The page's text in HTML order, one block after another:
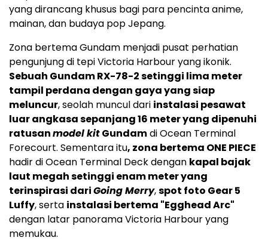
yang dirancang khusus bagi para pencinta anime,
mainan, dan budaya pop Jepang.
Zona bertema Gundam menjadi pusat perhatian
pengunjung di tepi Victoria Harbour yang ikonik.
Sebuah Gundam RX-78-2 setinggi lima meter
tampil perdana dengan gaya yang siap
meluncur, seolah muncul dari instalasi pesawat
luar angkasa sepanjang 16 meter yang dipenuhi
ratusanmodel kitGundamdi Ocean Terminal
Forecourt. Sementara itu, zona bertema ONE PIECE
hadir di Ocean Terminal Deck dengan kapal bajak
laut megah setinggi enam meter yang
terinspirasi dariGoing Merry,spot foto Gear 5
Luffy, serta instalasi bertema "Egghead Arc"
dengan latar panorama Victoria Harbour yang
memukau.